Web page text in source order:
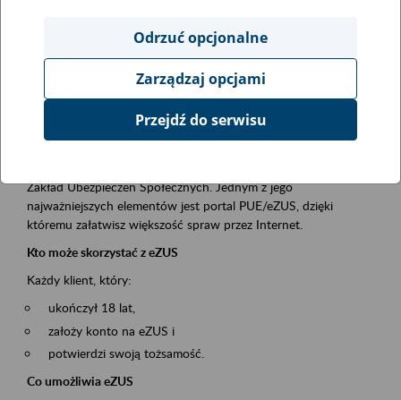
Obszar merytoryczny
obsługa klientów
Opis wydarzenia
Platforma Usług Elektronicznych ZUS eZUS
Zakład Ubezpieczeń Społecznych. Jednym z jego
najważniejszych elementów jest portal PUE/eZUS, dzięki
któremu załatwisz większość spraw przez Internet.
Kto może skorzystać z eZUS
Każdy klient, który:
ukończył 18 lat,
założy konto na eZUS i
potwierdzi swoją tożsamość.
Co umożliwia eZUS
Odrzuć opcjonalne
Zarządzaj opcjami
Przejdź do serwisu